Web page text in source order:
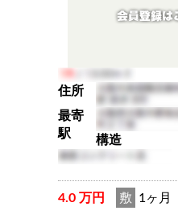
住所
最寄
駅
構造
4.0 万円 敷 1ヶ月